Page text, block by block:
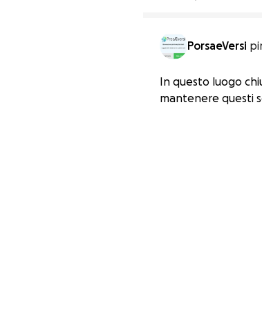
PorsaeVersi
In questo luogo
mantenere questi